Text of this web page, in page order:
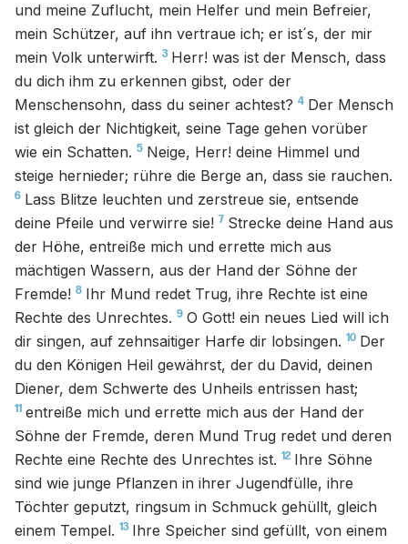
und meine Zuflucht, mein Helfer und mein Befreier,
mein Schützer, auf ihn vertraue ich; er ist´s, der mir
mein Volk unterwirft. 3 Herr! was ist der Mensch, dass
du dich ihm zu erkennen gibst, oder der
Menschensohn, dass du seiner achtest? 4 Der Mensch
ist gleich der Nichtigkeit, seine Tage gehen vorüber
wie ein Schatten. 5 Neige, Herr! deine Himmel und
steige hernieder; rühre die Berge an, dass sie rauchen.
6 Lass Blitze leuchten und zerstreue sie, entsende
deine Pfeile und verwirre sie! 7 Strecke deine Hand aus
der Höhe, entreiße mich und errette mich aus
mächtigen Wassern, aus der Hand der Söhne der
Fremde! 8 Ihr Mund redet Trug, ihre Rechte ist eine
Rechte des Unrechtes. 9 O Gott! ein neues Lied will ich
dir singen, auf zehnsaitiger Harfe dir lobsingen. 10 Der
du den Königen Heil gewährst, der du David, deinen
Diener, dem Schwerte des Unheils entrissen hast;
11 entreiße mich und errette mich aus der Hand der
Söhne der Fremde, deren Mund Trug redet und deren
Rechte eine Rechte des Unrechtes ist. 12 Ihre Söhne
sind wie junge Pflanzen in ihrer Jugendfülle, ihre
Töchter geputzt, ringsum in Schmuck gehüllt, gleich
einem Tempel. 13 Ihre Speicher sind gefüllt, von einem